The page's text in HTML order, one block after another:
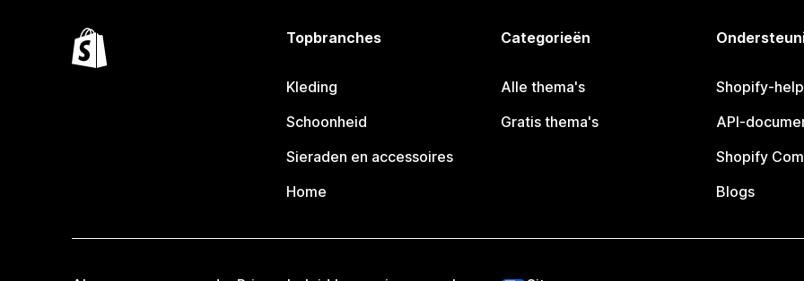
Topbranches
Kleding
Schoonheid
Sieraden en accessoires
Home
Categorieën
Alle thema's
Gratis thema's
Shopify-
API-
Shopify
Blogs